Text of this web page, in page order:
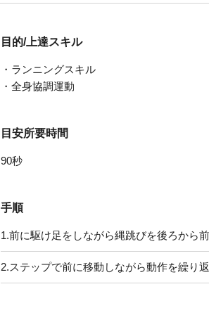
目的/上達スキル
・ランニングスキル
・全身協調運動
目安所要時間
90秒
手順
1.前に駆け足をしながら縄跳びを後ろから
2.ステップで前に移動しながら動作を繰り